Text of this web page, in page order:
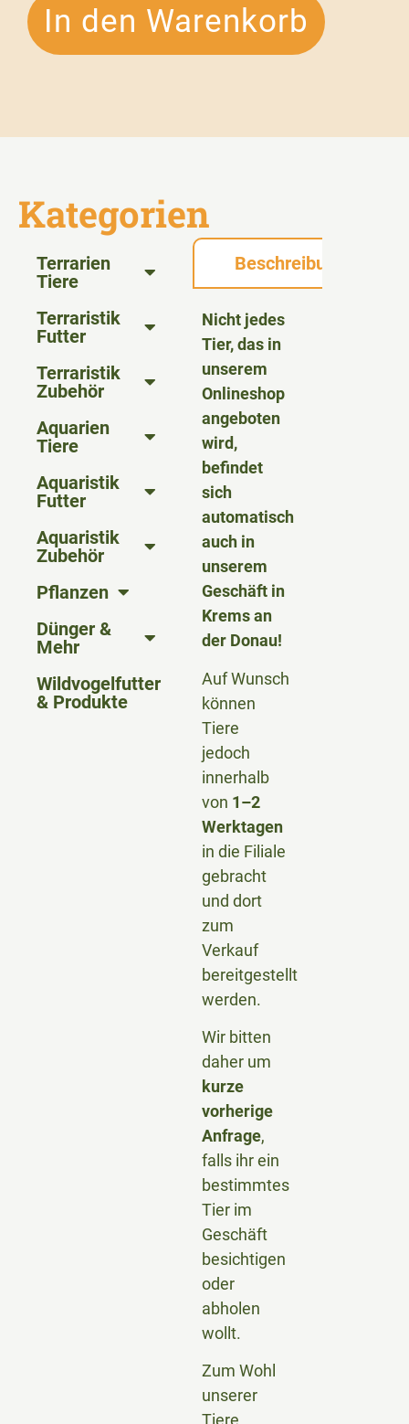
In den Warenkorb
Kategorien
Terrarien
Tiere
Terraristik
Futter
Terraristik
Zubehör
Aquarien
Tiere
Aquaristik
Futter
Aquaristik
Zubehör
Pflanzen
Dünger &
Mehr
Wildvogelfutter
& Produkte
Beschreibung
Nicht jedes
Tier, das in
unserem
Onlineshop
angeboten
wird,
befindet
sich
automatisch
auch in
unserem
Geschäft in
Krems an
der Donau!
Auf Wunsch
können
Tiere
jedoch
innerhalb
von 1–2
Werktagen
in die Filiale
gebracht
und dort
zum
Verkauf
bereitgestellt
werden.
Wir bitten
daher um
kurze
vorherige
Anfrage,
falls ihr ein
bestimmtes
Tier im
Geschäft
besichtigen
oder
abholen
wollt.
Zum Wohl
unserer